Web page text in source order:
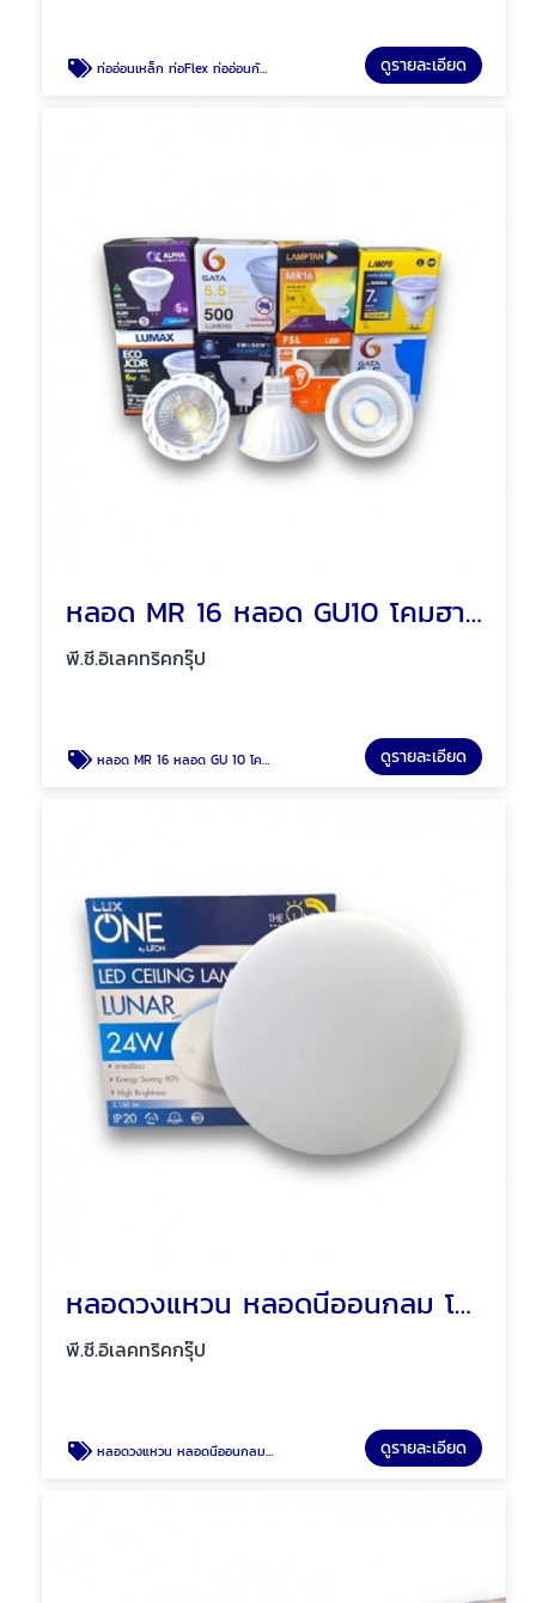
ท่ออ่อนเหล็ก ท่อFlex ท่ออ่อนกันน้ำสีเทา พัทยา ชลบุรี ดูรายละเอียด
หลอด MR 16 หลอด GU10 โคมฮาโลเจน พัทยา ชลบุรี
พี.ซี.อิเลคทริคกรุ๊ป
หลอด MR 16 หลอด GU 10 โคมฮาโลเจน พัทยา ชลบุรี ดูรายละเอียด
หลอดวงแหวน หลอดนีออนกลม โคมซาลาเปา โคมซาลาเปาลายเพชร พัทยา ชลบุรี
พี.ซี.อิเลคทริคกรุ๊ป
หลอดวงแหวน หลอดนีออนกลม โคมซาลาเปา โคมซาลาเปาลายเพชร ดูรายละเอียด